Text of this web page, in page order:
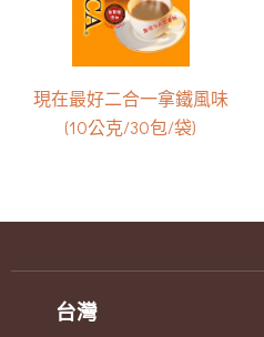
現在最好二合一拿鐵風味
(10公克/30包/袋)
台灣